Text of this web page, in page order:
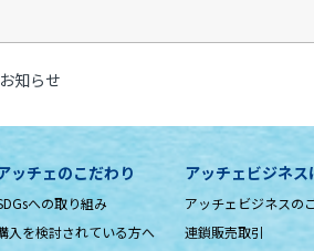
知らせ
ッチェのこだわり
への取り組み
入を検討されている方へ
アッチェビジネス
アッチェビジネスの
連鎖販売取引